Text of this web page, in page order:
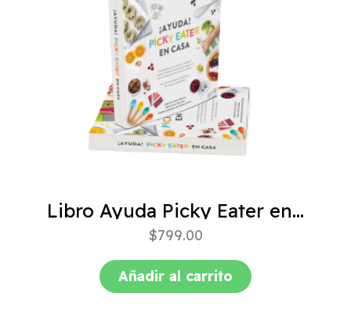
Libro Ayuda Picky Eater en casa
$799.00
Añadir al carrito